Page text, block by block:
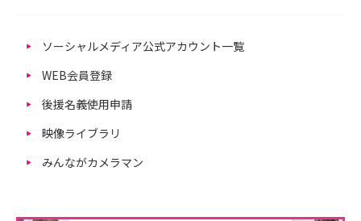
ソーシャルメディア公式アカウント一覧
WEB会員登録
後援名義使用申請
映像ライブラリ
みんながカメラマン